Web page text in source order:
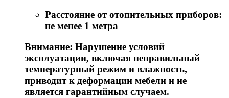
Расстояние от отопительных приборов:
не менее 1 метра
Внимание: Нарушение условий
эксплуатации, включая неправильный
температурный режим и влажность,
приводит к деформации мебели и не
является гарантийным случаем.